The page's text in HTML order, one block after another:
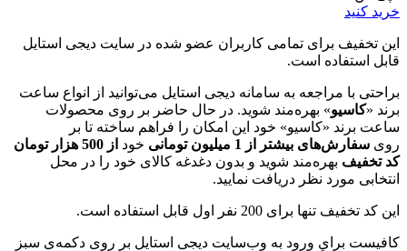
خرید کنید
این تخفیف برای تمامی کاربران عضو شده در سایت دیجی استایل
قابل استفاده است.
براحتی با مراجعه به سامانه ديجی استايل می‌توانید از انواع ساعت
برند «کاسیو» بهره‌مند شوید. در حال حاضر بر روی محصولات
ساعت‌ برند «کاسیو» خود اين امكان را فراهم ساخته تا بر
روی سفارش‌های بیشتر از 1 میلیون تومانی خود
از 500 هزار تومان
کد تخفيف بهره‌مند شويد و بدون دغدغه کالای خود را در محل
انتخابی مورد نظر دریافت نمایید.
این کد تخفیف تنها برای 200 نفر اول قابل استفاده است.
كافيست براي ورود به وب‌سایت دیجی استایل بر روی دكمه‌ی سبز